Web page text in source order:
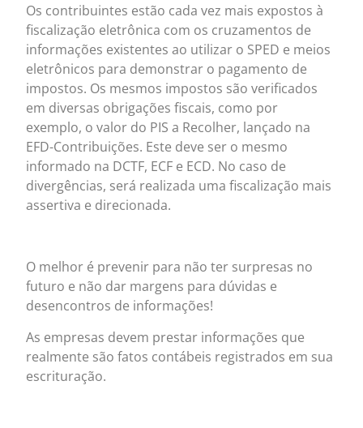
Os contribuintes estão cada vez mais expostos à
fiscalização eletrônica com os cruzamentos de
informações existentes ao utilizar o SPED e meios
eletrônicos para demonstrar o pagamento de
impostos. Os mesmos impostos são verificados
em diversas obrigações fiscais, como por
exemplo, o valor do PIS a Recolher, lançado na
EFD-Contribuições. Este deve ser o mesmo
informado na DCTF, ECF e ECD. No caso de
divergências, será realizada uma fiscalização mais
assertiva e direcionada.
O melhor é prevenir para não ter surpresas no
futuro e não dar margens para dúvidas e
desencontros de informações!
As empresas devem prestar informações que
realmente são fatos contábeis registrados em sua
escrituração.